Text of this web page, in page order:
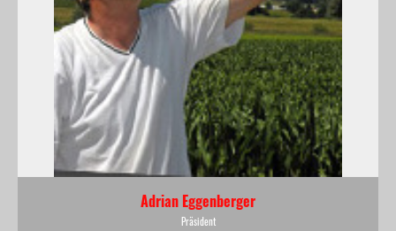
Adrian Eggenberger
Präsident